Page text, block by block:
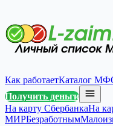
Как работаетКаталог
Получить деньги
На карту СбербанкаНа
МИРБезработным